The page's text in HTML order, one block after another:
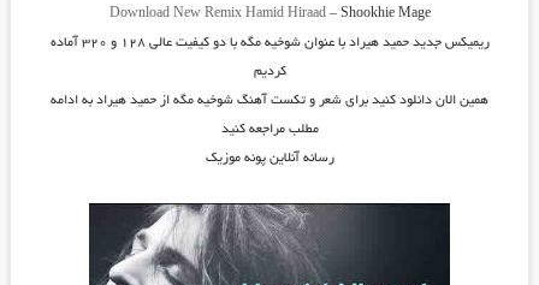
Download New Remix Hamid Hiraad– Shookhie Mage
ریمیکس جدیدحمید هیراد با عنوانشوخیه مگه
با دو کیفیت عالی ۱۲۸ و ۳۲۰ آماده
کردیم
همین الان دانلود کنید برای شعر و تکست آهنگ شوخیه مگه از حمید هیراد به ادامه
مطلب مراجعه کنید
رسانه آنلاین پونه موزیک